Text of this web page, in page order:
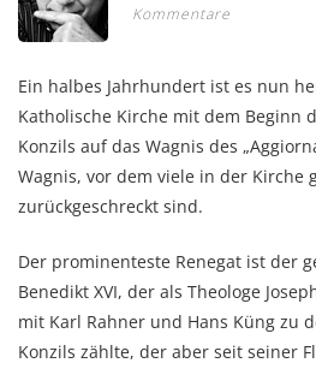
Kommentare
Ein halbes Jahrhundert ist es nun
Katholische Kirche mit dem Beginn
Konzils auf das Wagnis des
Wagnis, vor dem viele in der Kirche
zurückgeschreckt sind.
Der prominenteste Renegat ist der
Benedikt XVI, der als Theologe
mit Karl Rahner und Hans Küng zu
Konzils zählte, der aber seit seiner